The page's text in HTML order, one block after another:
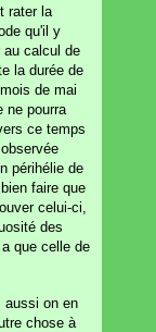
rater la
qu'il y
au calcul de
la durée de
de mai
ne pourra
ce temps
périhélie de
faire que
celui-ci,
des
que celle de
aussi on en
chose à